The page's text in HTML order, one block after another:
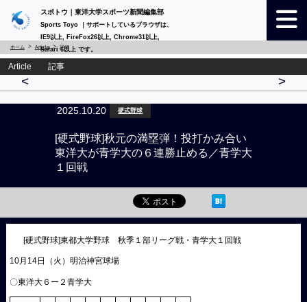
スポトウ｜東洋大学スポーツ新聞編集部
Sports Toyo ｜サポートしているブラウザは、
IE9以上, FireFox26以上, Chrome31以上,
Safari 6以上 です。
ホーム Article 詳細
Article 記事
< >
2025.10.20 硬式野球
[硬式野球]秋元の満塁弾！投打かみ合い
東洋大が青学大の６連勝止める／青学大
１回戦
[硬式野球]東都大学野球 秋季１部リーグ戦・青学大１回戦
10月14日（火）明治神宮球場
〇東洋大６ー２青学大